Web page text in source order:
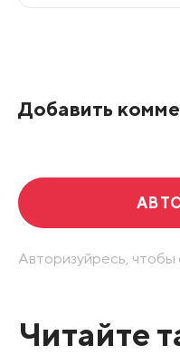
Добавить
Авторизуйресь, чтобы
Читайте